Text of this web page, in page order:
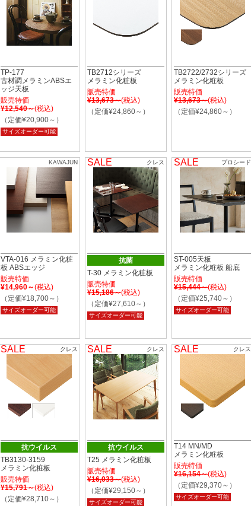
TP-177
古材調メラミンABSエ
ッジ天板
販売特価
¥12,540～(税込)
（定価¥20,900～）
サイズオーダー可能
TB2712シリーズ
メラミン化粧板
販売特価
¥13,673～(税込)
（定価¥24,860～）
TB2722/2732シリーズ
メラミン化粧板
販売特価
¥13,673～(税込)
（定価¥24,860～）
KAWAJUN
VTA-016 メラミン化粧
板 ABSエッジ
販売特価
¥14,960～(税込)
（定価¥18,700～）
サイズオーダー可能
SALE クレス
抗菌
T-30 メラミン化粧板
販売特価
¥15,186～(税込)
（定価¥27,610～）
サイズオーダー可能
SALE プロシード
ST-005天板
メラミン化粧板 船底
販売特価
¥15,444～(税込)
（定価¥25,740～）
サイズオーダー可能
SALE クレス
抗ウイルス
TB3130-3159
メラミン化粧板
販売特価
¥15,791～(税込)
（定価¥28,710～）
SALE クレス
抗ウイルス
T25 メラミン化粧板
販売特価
¥16,033～(税込)
（定価¥29,150～）
サイズオーダー可能
SALE クレス
T14 MN/MD
メラミン化粧板
販売特価
¥16,154～(税込)
（定価¥29,370～）
サイズオーダー可能